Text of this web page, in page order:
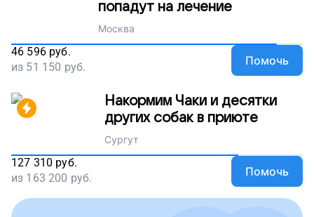
попадут на лечение
Москва
46 596 руб.
из 51 150 руб. Помочь
Накормим Чаки и десятки
других собак в приюте
Сургут
127 310 руб.
из 163 200 руб. Помочь